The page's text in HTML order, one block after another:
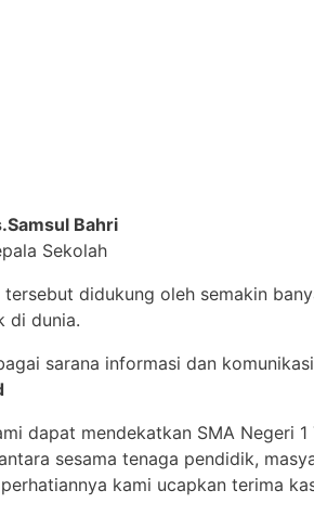
Bahri
Sekolah
didukung oleh semakin
di dunia.
sarana informasi dan
dapat mendekatkan SMA Negeri
sesama tenaga pendidik,
kami ucapkan terima